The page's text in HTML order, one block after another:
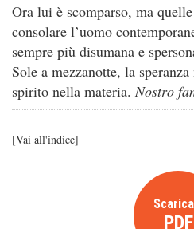
Ora lui è scomparso, ma
consolare l’uomo
sempre più disumana e
Sole a mezzanotte, la
spirito nella materia.Nostro
[Vai all'indice]
PDF